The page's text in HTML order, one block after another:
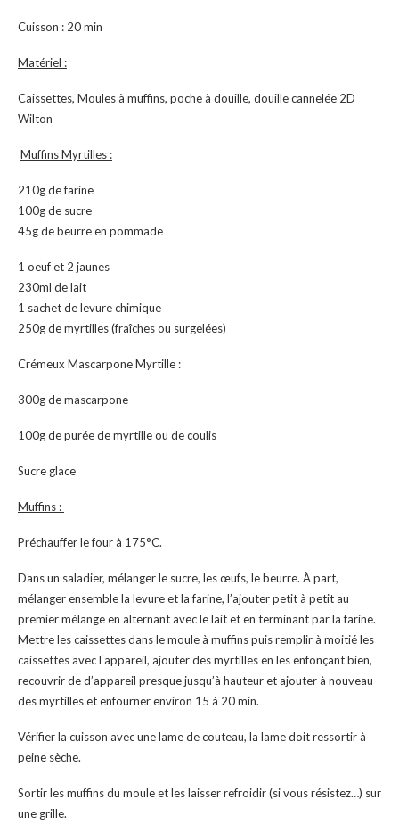
Cuisson : 20 min
Matériel :
Caissettes, Moules à muffins, poche à douille, douille cannelée 2D
Wilton
Muffins Myrtilles :
210g de farine
100g de sucre
45g de beurre en pommade
1 oeuf et 2 jaunes
230ml de lait
1 sachet de levure chimique
250g de myrtilles (fraîches ou surgelées)
Crémeux Mascarpone Myrtille :
300g de mascarpone
100g de purée de myrtille ou de coulis
Sucre glace
Muffins :
Préchauffer le four à 175°C.
Dans un saladier, mélanger le sucre, les œufs, le beurre. À part,
mélanger ensemble la levure et la farine, l’ajouter petit à petit au
premier mélange en alternant avec le lait et en terminant par la farine.
Mettre les caissettes dans le moule à muffins puis remplir à moitié les
caissettes avec l‘appareil, ajouter des myrtilles en les enfonçant bien,
recouvrir de d’appareil presque jusqu’à hauteur et ajouter à nouveau
des myrtilles et enfourner environ 15 à 20 min.
Vérifier la cuisson avec une lame de couteau, la lame doit ressortir à
peine sèche.
Sortir les muffins du moule et les laisser refroidir (si vous résistez…) sur
une grille.